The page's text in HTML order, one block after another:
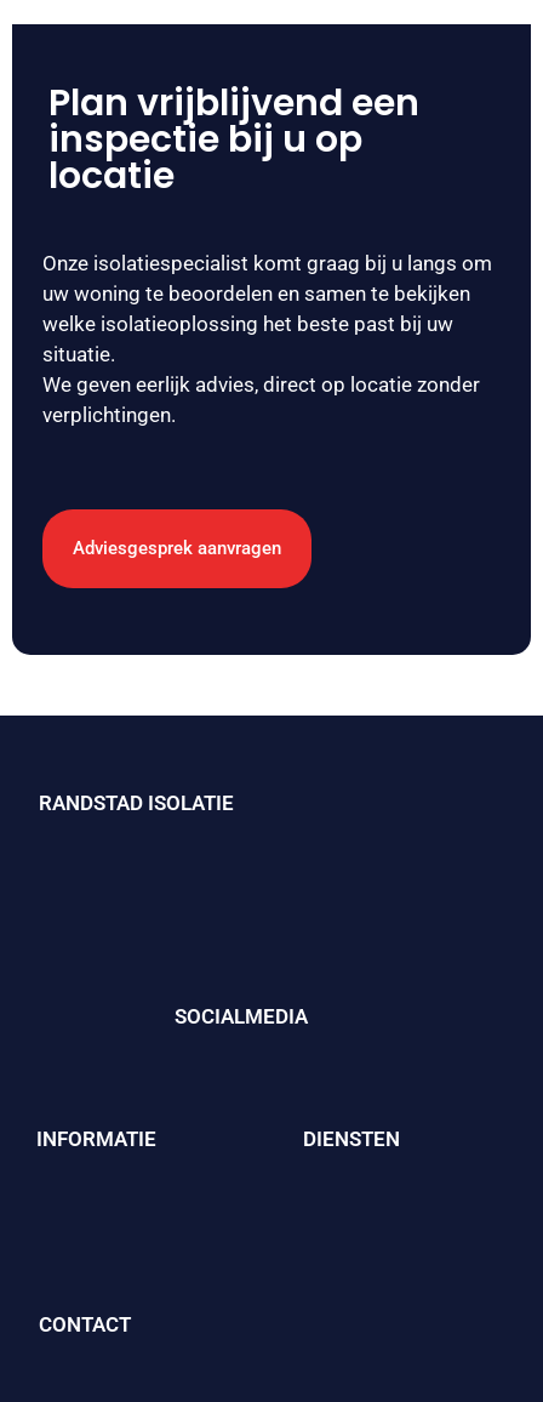
Plan vrijblijvend een
inspectie bij u op
locatie
Onze isolatiespecialist komt graag bij u langs om
uw woning te beoordelen en samen te bekijken
welke isolatieoplossing het beste past bij uw
situatie.
We geven eerlijk advies, direct op locatie zonder
verplichtingen.
Adviesgesprek aanvragen
RANDSTAD ISOLATIE
SOCIALMEDIA
INFORMATIE DIENSTEN
CONTACT